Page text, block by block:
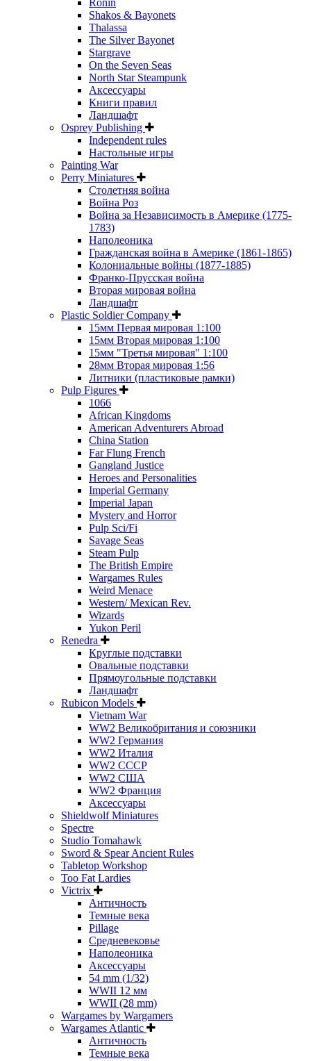
Ronin
Shakos & Bayonets
Thalassa
The Silver Bayonet
Stargrave
On the Seven Seas
North Star Steampunk
Аксессуары
Книги правил
Ландшафт
Osprey Publishing
Independent rules
Настольные игры
Painting War
Perry Miniatures
Столетняя война
Война Роз
Война за Независимость в Америке (1775-
1783)
Наполеоника
Гражданская война в Америке (1861-1865)
Колониальные войны (1877-1885)
Франко-Прусская война
Вторая мировая война
Ландшафт
Plastic Soldier Company
15мм Первая мировая 1:100
15мм Вторая мировая 1:100
15мм "Третья мировая" 1:100
28мм Вторая мировая 1:56
Литники (пластиковые рамки)
Pulp Figures
1066
African Kingdoms
American Adventurers Abroad
China Station
Far Flung French
Gangland Justice
Heroes and Personalities
Imperial Germany
Imperial Japan
Mystery and Horror
Pulp Sci/Fi
Savage Seas
Steam Pulp
The British Empire
Wargames Rules
Weird Menace
Western/ Mexican Rev.
Wizards
Yukon Peril
Renedra
Круглые подставки
Овальные подставки
Прямоугольные подставки
Ландшафт
Rubicon Models
Vietnam War
WW2 Великобритания и союзники
WW2 Германия
WW2 Италия
WW2 СССР
WW2 США
WW2 Франция
Аксессуары
Shieldwolf Miniatures
Spectre
Studio Tomahawk
Sword & Spear Ancient Rules
Tabletop Workshop
Too Fat Lardies
Victrix
Античность
Темные века
Pillage
Средневековье
Наполеоника
Аксессуары
54 mm (1/32)
WWII 12 мм
WWII (28 mm)
Wargames by Wargamers
Wargames Atlantic
Античность
Темные века